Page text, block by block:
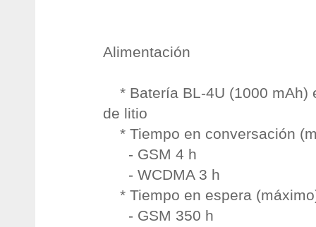
Alimentación
* Batería BL-4U (1000 mAh)
de litio
* Tiempo en conversación
- GSM 4 h
- WCDMA 3 h
* Tiempo en espera
- GSM 350 h